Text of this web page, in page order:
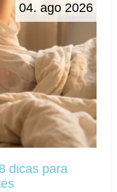
04. ago 2026
dicas para